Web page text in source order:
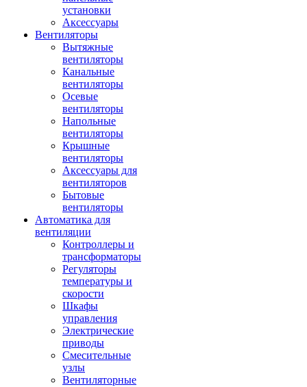
установки
Аксессуары
Вентиляторы
Вытяжные
вентиляторы
Канальные
вентиляторы
Осевые
вентиляторы
Напольные
вентиляторы
Крышные
вентиляторы
Аксессуары для
вентиляторов
Бытовые
вентиляторы
Автоматика для
вентиляции
Контроллеры и
трансформаторы
Регуляторы
температуры и
скорости
Шкафы
управления
Электрические
приводы
Смесительные
узлы
Вентиляторные